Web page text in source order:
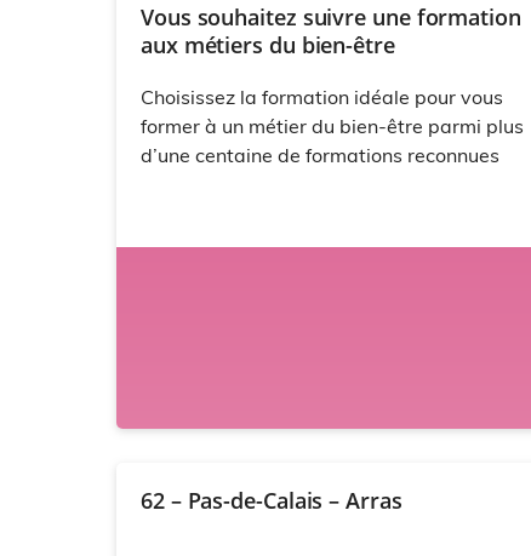
Vous souhaitez suivre une formation
aux métiers du bien-être
Choisissez la formation idéale pour vous
former à un métier du bien-être parmi plus
d’une centaine de formations reconnues
62 – Pas-de-Calais – Arras